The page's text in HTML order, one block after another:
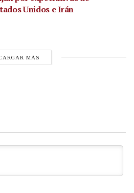
Unidos e Irán
MÁS